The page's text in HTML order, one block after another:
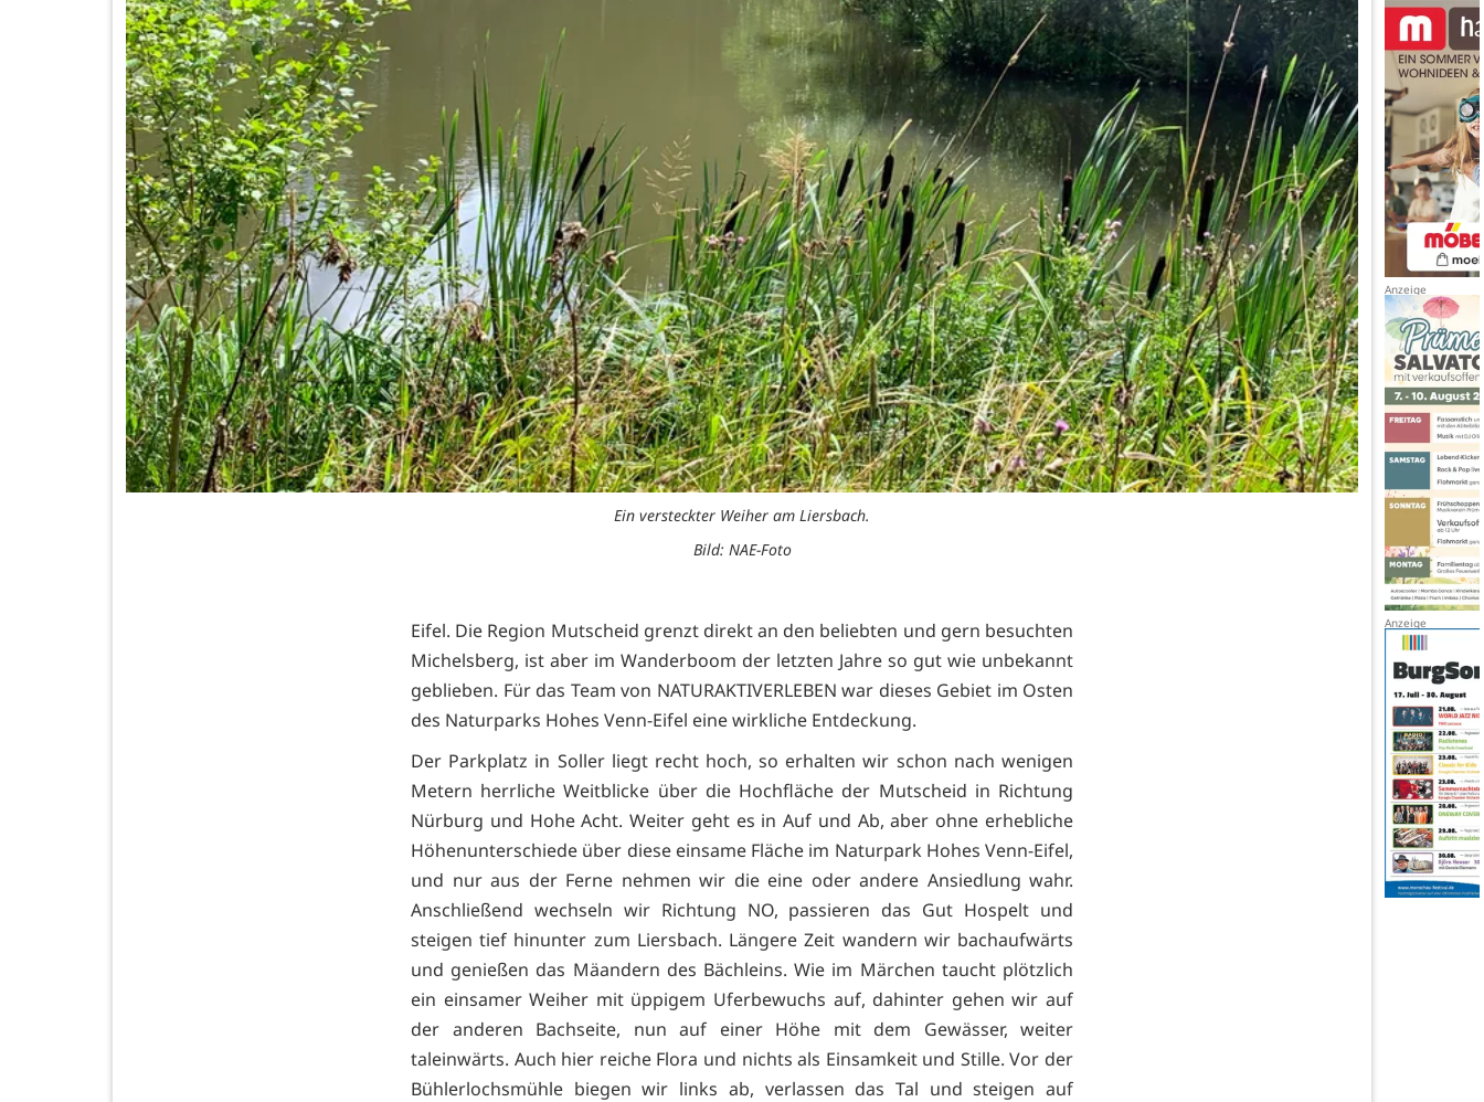
Ein versteckter Weiher am Liersbach.
Bild: NAE-Foto
Eifel. Die Region Mutscheid grenzt direkt an den beliebten und gern besuchten
Michelsberg, ist aber im Wanderboom der letzten Jahre so gut wie unbekannt
geblieben. Für das Team von NATURAKTIVERLEBEN war dieses Gebiet im Osten
des Naturparks Hohes Venn-Eifel eine wirkliche Entdeckung.
Der Parkplatz in Soller liegt recht hoch, so erhalten wir schon nach wenigen
Metern herrliche Weitblicke über die Hochfläche der Mutscheid in Richtung
Nürburg und Hohe Acht. Weiter geht es in Auf und Ab, aber ohne erhebliche
Höhenunterschiede über diese einsame Fläche im Naturpark Hohes Venn-Eifel,
und nur aus der Ferne nehmen wir die eine oder andere Ansiedlung wahr.
Anschließend wechseln wir Richtung NO, passieren das Gut Hospelt und
steigen tief hinunter zum Liersbach. Längere Zeit wandern wir bachaufwärts
und genießen das Mäandern des Bächleins. Wie im Märchen taucht plötzlich
ein einsamer Weiher mit üppigem Uferbewuchs auf, dahinter gehen wir auf
der anderen Bachseite, nun auf einer Höhe mit dem Gewässer, weiter
taleinwärts. Auch hier reiche Flora und nichts als Einsamkeit und Stille. Vor der
Bühlerlochsmühle biegen wir links ab, verlassen das Tal und steigen auf